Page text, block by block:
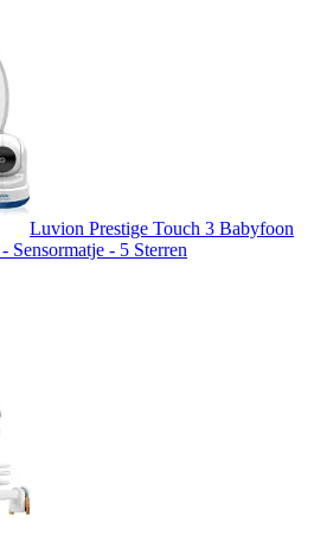
Luvion Prestige Touch 3 Babyfoon
Sensormatje - 5 Sterren